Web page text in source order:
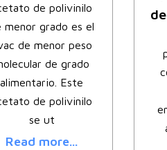
de polivinilo
menor grado es el
de menor peso
de grado
alimentario. Este
de polivinilo
se ut
Read more...